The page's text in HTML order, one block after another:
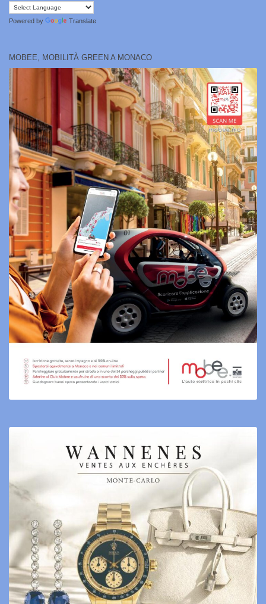
Powered by Translate
MOBEE, MOBILITÀ GREEN A MONACO